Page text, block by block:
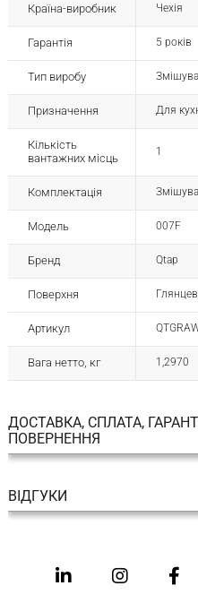
Країна-виробник Чехія
Гарантія 5 років
Тип виробу
Призначення Для
Кількість
вантажних місць
1
Комплектація
Модель 007F
Бренд Qtap
Поверхня
Артикул
Вага нетто, кг 1,2970
ДОСТАВКА, СПЛАТА,
ПОВЕРНЕННЯ
ВІДГУКИ